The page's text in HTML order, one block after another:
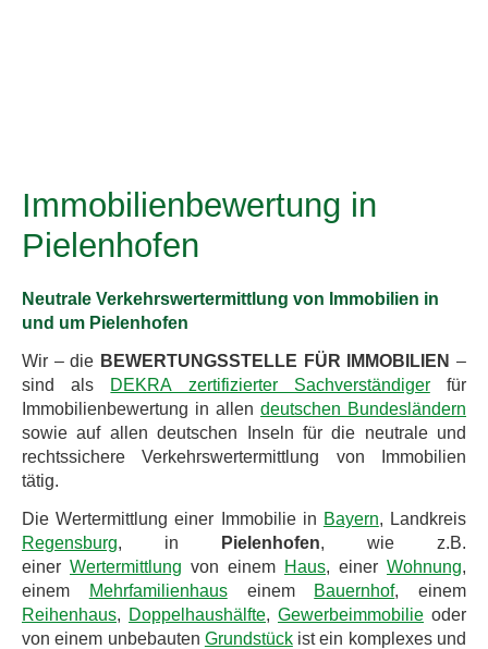
Immobilienbewertung in
Pielenhofen
Neutrale Verkehrswertermittlung von Immobilien in
und um Pielenhofen
Wir – die BEWERTUNGSSTELLE FÜR IMMOBILIEN –
sind als DEKRA zertifizierter Sachverständigerfür
Immobilienbewertung in allen deutschen Bundesländern
sowie auf allen deutschen Inseln für die neutrale und
rechtssichere Verkehrswertermittlung von Immobilien
tätig.
Die Wertermittlung einer Immobilie in Bayern, Landkreis
Regensburg, in Pielenhofen, wie z.B.
einer Wertermittlung von einem Haus, einer Wohnung,
einem
Mehrfamilienhauseinem Bauernhof, einem
Reihenhaus, Doppelhaushälfte, Gewerbeimmobilie oder
von einem unbebauten Grundstückist ein komplexes und